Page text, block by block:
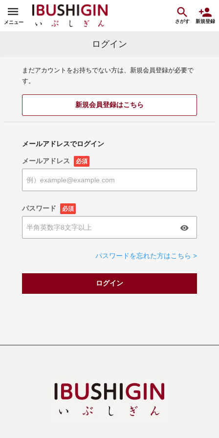
メニュー さがす 新規登録
ログイン
まだアカウントをお持ちでない方は、新規会員登録が必要で
す。
新規会員登録はこちら
メールアドレスでログイン
メールアドレス 必須
パスワード 必須
パスワードを忘れた方はこちら >
ログイン